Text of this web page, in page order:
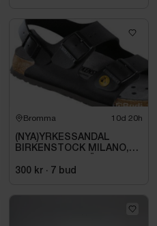
Bromma 10d 20h
(NYA)YRKESSANDAL
BIRKENSTOCK MILANO,
SVART. STL 42
300 kr · 7 bud